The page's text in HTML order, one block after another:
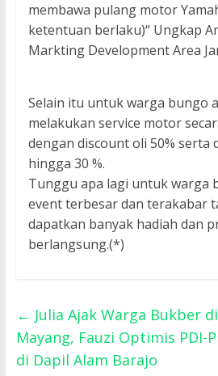
membawa pulang motor
ketentuan berlaku)“ Ungkap
Markting Development Area
Selain itu untuk warga bungo
melakukan service motor
dengan discount oli 50%
hingga 30 %.
Tunggu apa lagi untuk warga
event terbesar dan terakabar
dapatkan banyak hadiah dan
berlangsung.(*)
← Julia Ajak Warga Bukber
Mayang, Fauzi Optimis PDI-
di Dapil Alam Barajo